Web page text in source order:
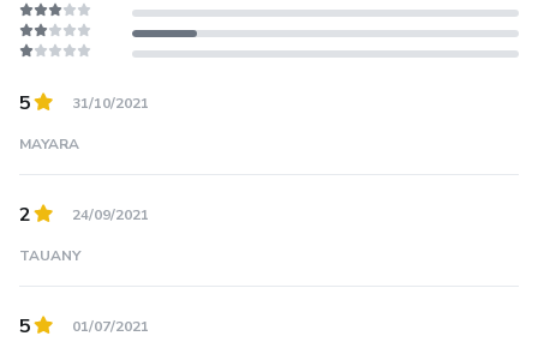
5 31/10/2021
MAYARA
2 24/09/2021
TAUANY
5 01/07/2021